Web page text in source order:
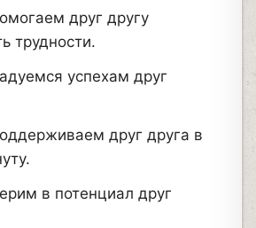
друг другу
трудности.
успехам друг
друг друга в
в потенциал друг